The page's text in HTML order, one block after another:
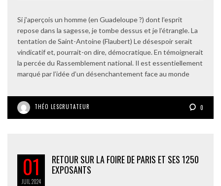
Si j’aperçois un homme (en Guadeloupe ?) dont l’esprit
repose dans la sagesse, je tombe dessus et je l’étrangle. La
tentation de Saint-Antoine (Flaubert) Le désespoir serait
vindicatif et, pourrait-on dire, démocratique. En témoignerait
la percée du Rassemblement national. Il est essentiellement
marqué par l’idée d’un désenchantement face au monde
THÉO LESCRUTATEUR 0
01
JUIL 2024
RETOUR SUR LA FOIRE DE PARIS ET SES 1250
EXPOSANTS